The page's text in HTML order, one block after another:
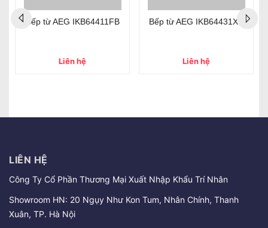
Bếp từ AEG IKB64411FB
Liên hệ
Bếp từ AEG IKB64431XB
Liên hệ
LIÊN HỆ
Công Ty Cổ Phần Thương Mại Xuất Nhập Khẩu Trí Nhân
Showroom HN: 20 Ngụy Như Kon Tum, Nhân Chính, Thanh
Xuân, TP. Hà Nội